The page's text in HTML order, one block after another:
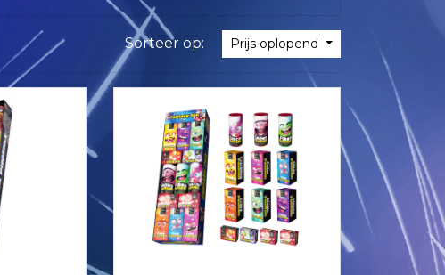
Sorteer op: Prijs oplopend